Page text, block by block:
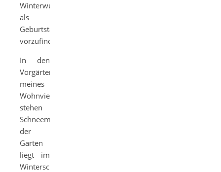
Winterwunderland
als
Geburtstagsgeschenk
vorzufinden.
In den
Vorgärten
meines
Wohnviertels
stehen
Schneemänner,
der
Garten
liegt im
Winterschlaf,